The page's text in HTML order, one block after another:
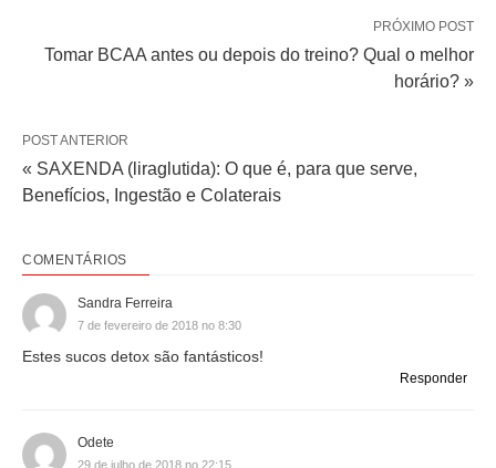
PRÓXIMO POST
Tomar BCAA antes ou depois do treino? Qual o melhor
horário? »
POST ANTERIOR
« SAXENDA (liraglutida): O que é, para que serve,
Benefícios, Ingestão e Colaterais
COMENTÁRIOS
Sandra Ferreira
7 de fevereiro de 2018 no 8:30
Estes sucos detox são fantásticos!
Responder
Odete
29 de julho de 2018 no 22:15